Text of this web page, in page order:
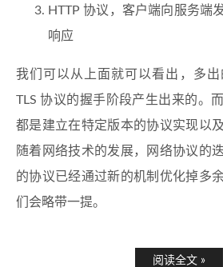
HTTP 协议，客户端向服务端
响应
我们可以从上面就可以看出，多
TLS 协议的握手阶段产生出来的。
都是建立在特定版本的协议实现以
随着网络技术的发展，网络协议的
的协议已经通过新的机制优化掉多
们会略带一提。
阅读全文 »